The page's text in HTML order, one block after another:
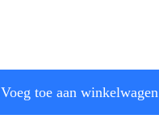
Voeg toe aan winkelwagen